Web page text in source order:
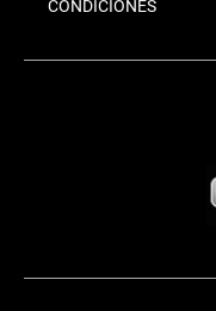
CONDICIONES